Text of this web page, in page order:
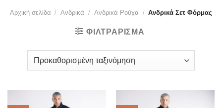
Αρχική σελίδα / Ανδρικά / Ανδρικά Ρούχα / Ανδρικά Σετ Φόρμας
ΦΙΛΤΡΆΡΙΣΜΑ